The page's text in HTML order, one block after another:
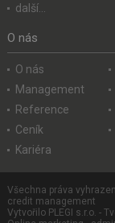
další...
O nás
O nás
Management
Reference
Ceník
Kariéra
Všechna práva
credit management
Vytvořilo PLEGI s.r.o. -